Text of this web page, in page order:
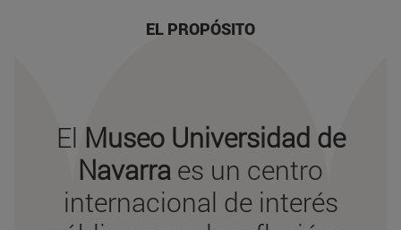
EL PROPÓSITO
El Museo Universidad de
Navarra es un centro
internacional de interés